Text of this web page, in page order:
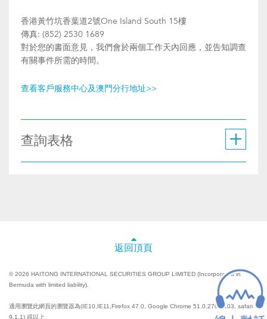
香港黃竹坑香葉道2號One Island South 15樓
傳真: (852) 2530 1689
對於您的書面意見，我們會於兩個工作天內回應，並告知調查
有關事件所需的時間。
查看客戶服務中心及澳門分行地址>>
查詢表格
返回頂頁
© 2026 HAITONG INTERNATIONAL SECURITIES GROUP LIMITED (Incorporated in
Bermuda with limited liability).
適用瀏覽此網頁的瀏覽器為(IE10,IE11,Firefox 47.0, Google Chrome 51.0.2704.103, safari
9.1.1) 或以上